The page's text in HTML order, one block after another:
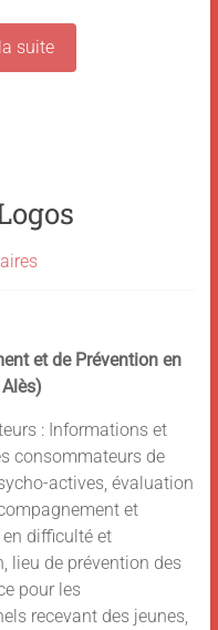
suite
et de Prévention en
: Informations et
consommateurs de
actives, évaluation
et
en difficulté et
lieu de prévention des
pour les
recevant des jeunes,